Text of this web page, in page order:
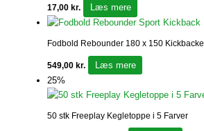
17,00 kr. Læs mere
Fodbold Rebounder 180 x 150
549,00 kr.
Læs mere
25%
50 stk Freeplay Kegletoppe i 5 Farver